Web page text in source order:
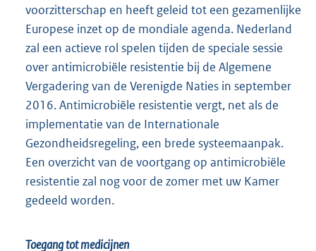
voorzitterschap en heeft geleid tot een gezamenlijke
Europese inzet op de mondiale agenda. Nederland
zal een actieve rol spelen tijden de speciale sessie
over antimicrobiële resistentie bij de Algemene
Vergadering van de Verenigde Naties in september
2016. Antimicrobiële resistentie vergt, net als de
implementatie van de Internationale
Gezondheidsregeling, een brede systeemaanpak.
Een overzicht van de voortgang op antimicrobiële
resistentie zal nog voor de zomer met uw Kamer
gedeeld worden.
Toegang tot medicijnen